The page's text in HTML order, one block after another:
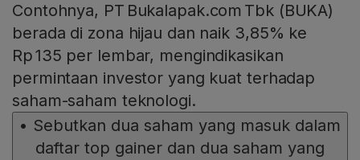
Contohnya, PT Bukalapak.com Tbk (BUKA)
berada di zona hijau dan naik 3,85% ke
Rp 135 per lembar, mengindikasikan
permintaan investor yang kuat terhadap
saham-saham teknologi.
• Sebutkan dua saham yang masuk dalam
daftar top gainer dan dua saham yang